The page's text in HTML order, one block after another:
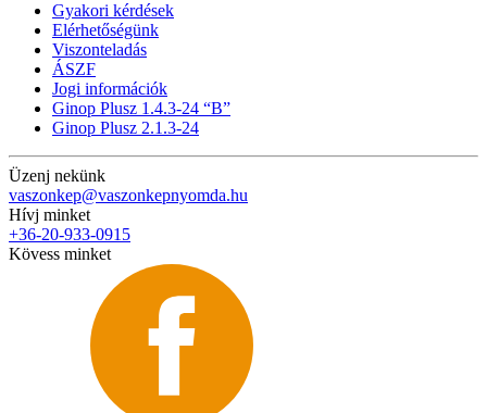
Gyakori kérdések
Elérhetőségünk
Viszonteladás
ÁSZF
Jogi információk
Ginop Plusz 1.4.3-24 “B”
Ginop Plusz 2.1.3-24
Üzenj nekünk
vaszonkep@vaszonkepnyomda.hu
Hívj minket
+36-20-933-0915
Kövess minket